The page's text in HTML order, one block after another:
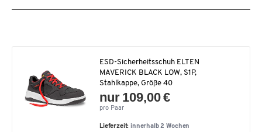
ESD-Sicherheitsschuh ELTEN
MAVERICK BLACK LOW, S1P,
Stahlkappe, Größe 40
nur 109,00 €
pro Paar
Lieferzeit: innerhalb 2 Wochen